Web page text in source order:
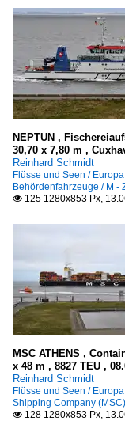
NEPTUN ,
30,70 x 7,80 m ,
Reinhard Schmidt
Flüsse und Seen /
Behördenfahrzeuge / M -
 125 1280x853 Px,
MSC ATHENS ,
x 48 m , 8827 TEU ,
Reinhard Schmidt
Flüsse und Seen /
Shipping Company
 128 1280x853 Px,